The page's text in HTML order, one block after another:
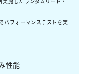
パフォーマンステストを実
性能